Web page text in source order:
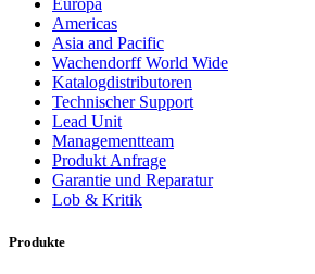
Americas
Asia and Pacific
Wachendorff World Wide
Katalogdistributoren
Technischer Support
Lead Unit
Managementteam
Produkt Anfrage
Garantie und Reparatur
Lob & Kritik
Produkte